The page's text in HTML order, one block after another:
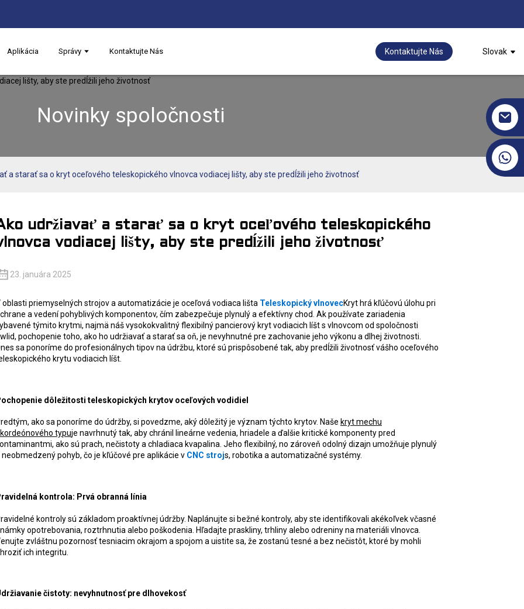
Aplikácia Správy Kontaktujte Nás Kontaktujte Nás Slovak
Novinky spoločnosti
a starať sa o kryt oceľového teleskopického vlnovca vodiacej lišty, aby ste predĺžili jeho životnosť
udržiavať a starať sa o kryt oceľového teleskopického
vodiacej lišty, aby ste predĺžili jeho životnosť
23. januára 2025
oblasti priemyselných strojov a automatizácie je oceľová vodiaca lišta Teleskopický vlnovecKryt hrá kľúčovú úlohu pri
a vedení pohyblivých komponentov, čím zabezpečuje plynulý a efektívny chod. Ak používate zariadenia
týmito krytmi, najmä náš vysokokvalitný flexibilný pancierový kryt vodiacich líšt s vlnovcom od spoločnosti
pochopenie toho, ako ho udržiavať a starať sa oň, je nevyhnutné pre zachovanie jeho výkonu a dlhej životnosti.
sa ponoríme do profesionálnych tipov na údržbu, ktoré sú prispôsobené tak, aby predĺžili životnosť vášho oceľového
krytu vodiacich líšt.
dôležitosti teleskopických krytov oceľových vodidiel
ako sa ponoríme do údržby, si povedzme, aký dôležitý je význam týchto krytov. Naše kryt mechu
typuje navrhnutý tak, aby chránil lineárne vedenia, hriadele a ďalšie kritické komponenty pred
ako sú prach, nečistoty a chladiaca kvapalina. Jeho flexibilný, no zároveň odolný dizajn umožňuje plynulý
neobmedzený pohyb, čo je kľúčové pre aplikácie v CNC strojs, robotika a automatizačné systémy.
kontrola: Prvá obranná línia
kontroly sú základom proaktívnej údržby. Naplánujte si bežné kontroly, aby ste identifikovali akékoľvek včasné
opotrebovania, roztrhnutia alebo poškodenia. Hľadajte praskliny, trhliny alebo odreniny na materiáli vlnovca.
zvláštnu pozornosť tesniacim okrajom a spojom a uistite sa, že zostanú tesné a bez nečistôt, ktoré by mohli
ich integritu.
čistoty: nevyhnutnosť pre dlhovekosť